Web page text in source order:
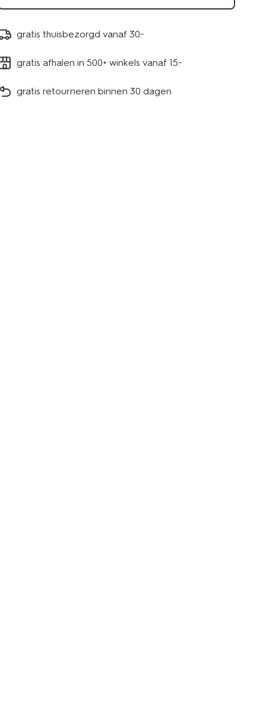
gratis thuisbezorgd vanaf 30.-
gratis afhalen in 500+ winkels vanaf 15.-
gratis retourneren binnen 30 dagen